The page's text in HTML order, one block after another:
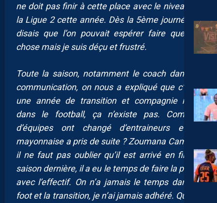
ne doit pas finir à cette place avec le niveau de
la Ligue 2 cette année. Dès la 5ème journée, je
disais que l’on pouvait espérer faire quelque
chose mais je suis déçu et frustré.
Toute la saison, notamment le coach dans sa
communication, on nous a expliqué que c’était
une année de transition et compagnie mais
dans le football, ça n’existe pas. Combien
d’équipes ont changé d’entraineurs et la
mayonnaise a pris de suite ? Zoumana Camara,
il ne faut pas oublier qu’il est arrivé en fin de
saison dernière, il a eu le temps de faire la prépa
avec l’effectif. On n’a jamais le temps dans le
foot et la transition, je n’ai jamais adhéré. Que tu